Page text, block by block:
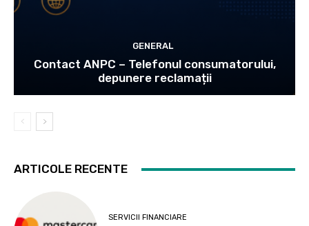
GENERAL
Contact ANPC – Telefonul consumatorului,
depunere reclamații
ARTICOLE RECENTE
SERVICII FINANCIARE